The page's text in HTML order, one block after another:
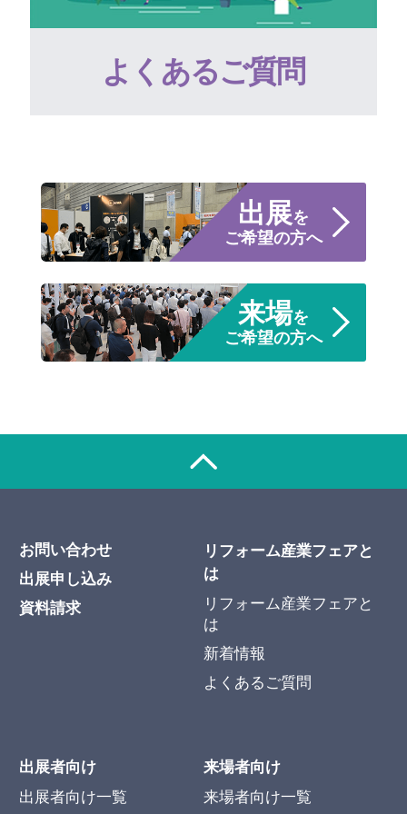
よくあるご質問
出展を
ご希望の方へ
来場を
ご希望の方へ
お問い合わせ
出展申し込み
資料請求
リフォーム産業フェアと
は
リフォーム産業フェアと
は
新着情報
よくあるご質問
出展者向け
出展者向け一覧
来場者向け
来場者向け一覧